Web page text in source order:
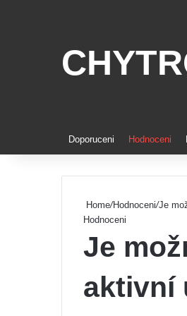
Doporuceni Hodnoceni
Home/Hodnoceni/Je
Hodnoceni
Je
aktivní